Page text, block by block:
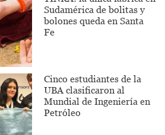
Sudamérica de bolitas y
bolones queda en Santa
Fe
Cinco estudiantes de la
UBA clasificaron al
Mundial de Ingeniería en
Petróleo